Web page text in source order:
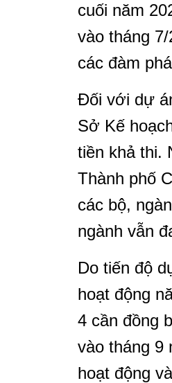
cuối năm
vào tháng
các đàm
Đối với dự
Sở Kế
tiền khả thi.
Thành phố
các bộ,
ngành vẫn
Do tiến độ
hoạt động
4 cần đồng
vào tháng 9
hoạt động